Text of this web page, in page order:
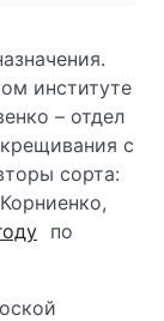
институте
– отдел
с
сорта:
по